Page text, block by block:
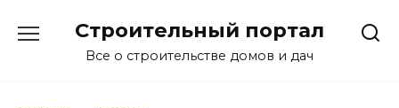
содержанию
Строительный портал
Все о строительстве домов и дач